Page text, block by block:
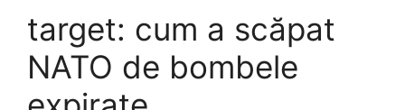
target: cum a scăpat
NATO de bombele